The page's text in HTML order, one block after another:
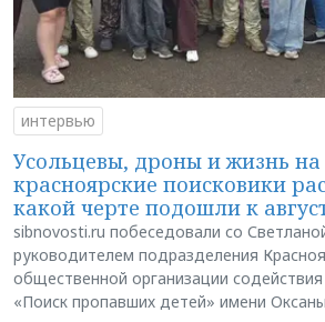
интервью
Усольцевы, дроны и жизнь
красноярские поисковики
какой черте подошли к
sibnovosti.ru побеседовали со
руководителем подразделения
общественной организации
«Поиск пропавших детей» имени